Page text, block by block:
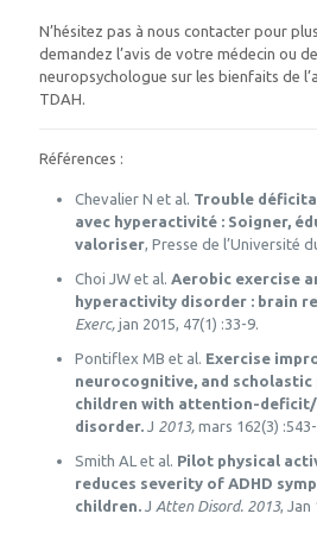
N’hésitez pas à nous contacter pour
demandez l’avis de votre médecin ou
neuropsychologue sur les bienfaits de
TDAH.
Références :
Chevalier N et al. Trouble
avec hyperactivité : Soigner,
valoriser , Presse de l’Université
Choi JW et al. Aerobic exercise
hyperactivity disorder : brain
Exerc, jan 2015, 47(1) :33-9.
Pontiflex MB et al. Exercise
neurocognitive, and
children with attention-
disorder. J 2013, mars 162(3) :543-
Smith AL et al. Pilot physical
reduces severity of ADHD
children.
J Atten Disord. 2013, Jan